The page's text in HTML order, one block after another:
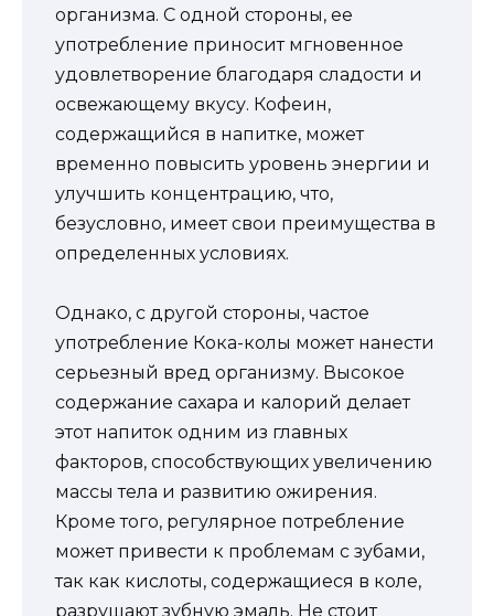
организма. С одной стороны, ее
употребление приносит мгновенное
удовлетворение благодаря сладости и
освежающему вкусу. Кофеин,
содержащийся в напитке, может
временно повысить уровень энергии и
улучшить концентрацию, что,
безусловно, имеет свои преимущества в
определенных условиях.
Однако, с другой стороны, частое
употребление Кока-колы может нанести
серьезный вред организму. Высокое
содержание сахара и калорий делает
этот напиток одним из главных
факторов, способствующих увеличению
массы тела и развитию ожирения.
Кроме того, регулярное потребление
может привести к проблемам с зубами,
так как кислоты, содержащиеся в коле,
разрушают зубную эмаль. Не стоит